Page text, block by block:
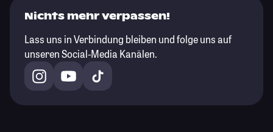
Nichts mehr verpassen!
Lass uns in Verbindung bleiben und folge uns auf
unseren Social-Media Kanälen.